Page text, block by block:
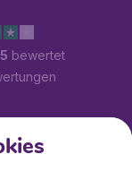
bewertet